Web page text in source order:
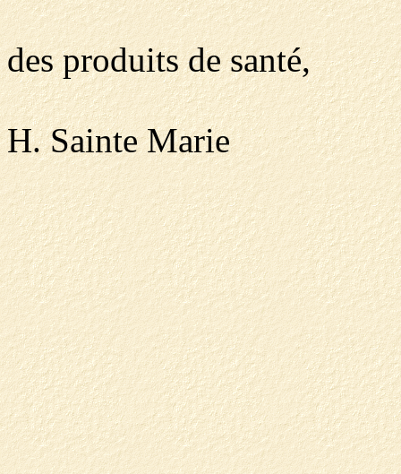
des produits de santé,
H. Sainte Marie